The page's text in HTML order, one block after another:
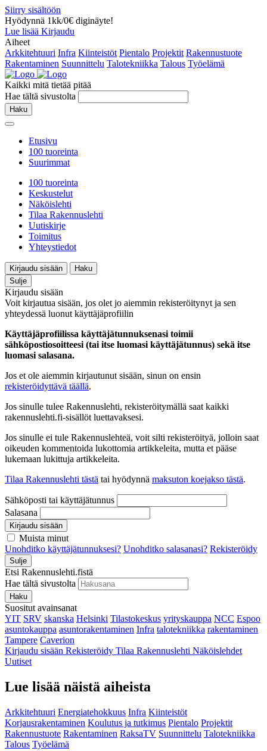
Siirry sisältöön
Hyödynnä 1kk/0€ diginäyte!
Lue lisää Kirjaudu
Aiheet
Arkkitehtuuri Infra Kiinteistöt Pientalo Projektit Rakennustuote
Rakentaminen Suunnittelu Talotekniikka Talous Työelämä
Kaikki mitä tietää pitää
Hae tältä sivustolta
Haku
Etusivu
100 tuoreinta
Suurimmat
100 tuoreinta
Keskustelut
Näköislehti
Tilaa Rakennuslehti
Uutiskirje
Toimitus
Yhteystiedot
Kirjaudu sisään
Haku
Sulje
Kirjaudu sisään
Voit kirjautua sisään, jos olet jo aiemmin rekisteröitynyt ja sen
yhteydessä luonut käyttäjäprofiilin
Käyttäjäprofiilissa käyttäjätunnuksenasi toimii
sähköpostiosoitteesi (tai itse luomasi käyttäjätunnus) sekä itse
luomasi salasana.
Jos et ole aiemmin kirjautunut sisään, sinun on ensin
rekisteröidyttävä täällä.
Jos sinulle tulee Rakennuslehti, rekisteröitymällä saat kaikki
rakennuslehti.fi-sisällöt luettavaksesi.
Jos sinulle ei tule Rakennuslehteä, voit silti rekisteröityä, jolloin saat
oikeuden kommentoida lukottomia artikkeleita, mutta et pääse
lukemaan lukittuja artikkeleita.
Tilaa Rakennuslehti tästä tai hyödynnä maksuton koejakso tästä.
Sähköposti tai käyttäjätunnus
Salasana
Kirjaudu sisään
Muista minut
Unohditko käyttäjätunnuksesi? Unohditko salasanasi? Rekisteröidy
Sulje
Etsi Rakennuslehti.fistä
Hae tältä sivustolta
Haku
Suositut avainsanat
YIT SRV skanska Helsinki Tilastokeskus yrityskauppa NCC Espoo
asuntokauppa asuntorakentaminen Infra talotekniikka rakentaminen
Tampere Caverion
Kirjaudu sisään Rekisteröidy Tilaa Rakennuslehti Näköislehdet
Uutiset
Lue lisää näistä aiheista
Arkkitehtuuri Energiatehokkuus Infra Kiinteistöt
Korjausrakentaminen Koulutus ja tutkimus Pientalo Projektit
Rakennustuote Rakentaminen RaksaTV Suunnittelu Talotekniikka
Talous Työelämä